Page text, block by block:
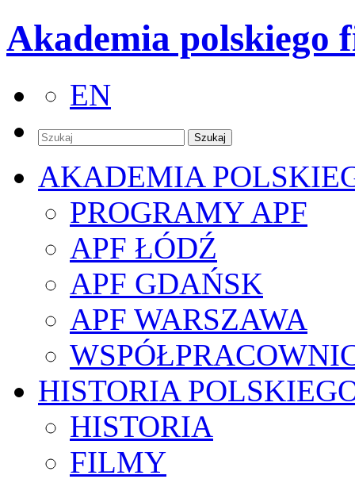
Akademia polskiego
EN
AKADEMIA
PROGRAMY APF
APF ŁÓDŹ
APF GDAŃSK
APF WARSZAWA
HISTORIA
HISTORIA
FILMY